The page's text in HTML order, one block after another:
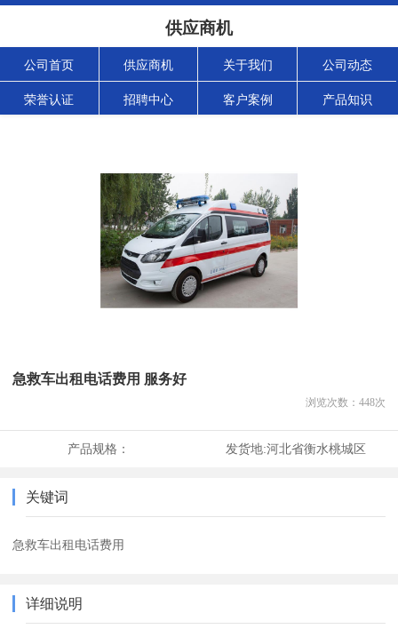
供应商机
公司首页 供应商机 关于我们 公司动态
荣誉认证 招聘中心 客户案例 产品知识
急救车出租电话费用 服务好
浏览次数： 448次
产品规格： 发货地:河北省衡水桃城区
关键词
急救车出租电话费用
详细说明